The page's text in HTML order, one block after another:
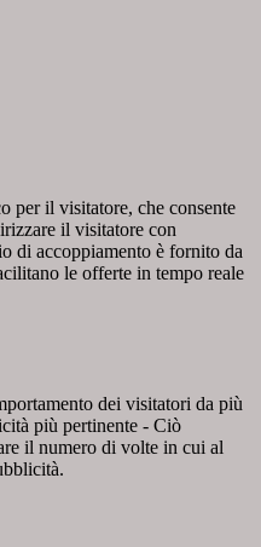
per il visitatore, che consente
il visitatore con
di accoppiamento è fornito da
le offerte in tempo reale
dei visitatori da più
più pertinente - Ciò
il numero di volte in cui al